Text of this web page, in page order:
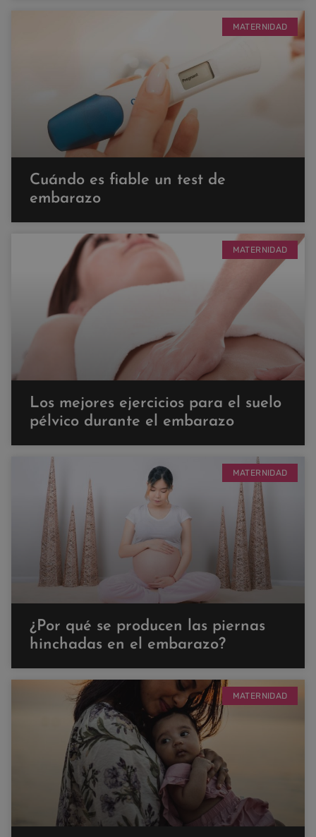
MATERNIDAD
Cuándo es fiable un test de
embarazo
MATERNIDAD
Los mejores ejercicios para el suelo
pélvico durante el embarazo
MATERNIDAD
¿Por qué se producen las piernas
hinchadas en el embarazo?
MATERNIDAD